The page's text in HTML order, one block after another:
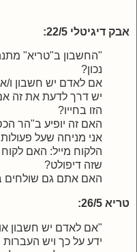
אבק דיגיטלי 22/5:
"החשבון ב"טריא"
נכון?
אם לאדם יש חשבון
יש דרך לדעת את זה
הזו בחייו?
האם זה יופיע ב"הר
אני מניחה שעל
הלקוח מייל: האם
שזה דיפולט?
האם אתם גם שולחים
טריא 26/5:
"אם לאדם יש חשבון
ידע על כך ויש